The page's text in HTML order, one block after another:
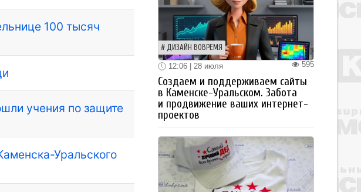
100 тысяч
учения по защите
Уральского
ДИЗАЙН ВОВРЕМЯ
595
12:06 | 28 июля
Создаем и поддерживаем сайты
в Каменске-Уральском. Забота
и продвижение ваших интернет-
проектов